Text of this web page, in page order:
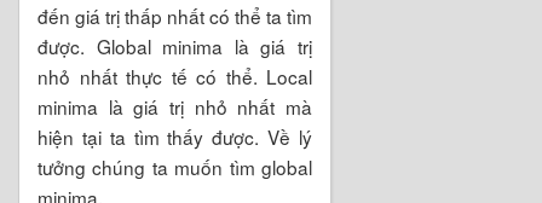
đến giá trị thấp nhất có thể ta tìm
được. Global minima là giá trị
nhỏ nhất thực tế có thể. Local
minima là giá trị nhỏ nhất mà
hiện tại ta tìm thấy được. Về lý
tưởng chúng ta muốn tìm global
minima.